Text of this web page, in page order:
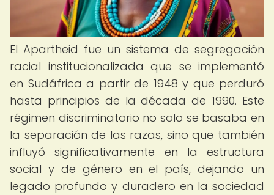
El Apartheid fue un sistema de segregación
racial institucionalizada que se implementó
en Sudáfrica a partir de 1948 y que perduró
hasta principios de la década de 1990. Este
régimen discriminatorio no solo se basaba en
la separación de las razas, sino que también
influyó significativamente en la estructura
social y de género en el país, dejando un
legado profundo y duradero en la sociedad